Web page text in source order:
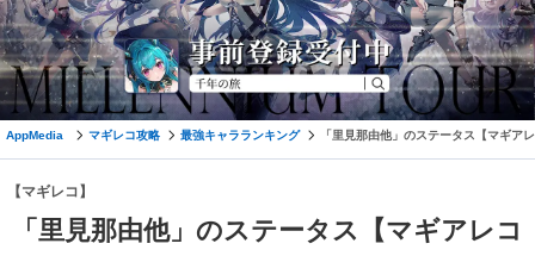
AppMedia マギレコ攻略 最強キャラランキング 「里見那由他」のステータス【マギア
【マギレコ】
「里見那由他」のステータス【マギアレコ